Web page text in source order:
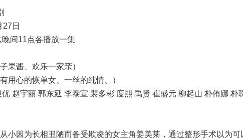
27日
晚间11点各播放一集
果酱、欢乐一家亲）
用心的恢单女、一丝的纯情、）
优 赵宇丽 郭东延 李泰宣 裴多彬 度熙 禹贤 崔盛元 柳起山 朴侑娜 朴
小因为长相丑陋而备受欺凌的女主角姜美莱，通过整形手术以为